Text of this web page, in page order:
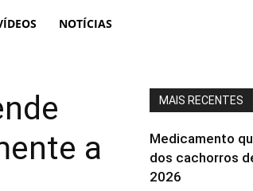
NOTÍCIAS
a
MAIS RECENTES
Medicamento
dos cachorros
2026